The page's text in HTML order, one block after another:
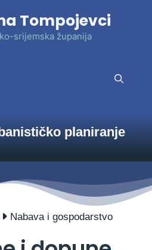
Tompojevci
srijemska županija
planiranje
Nabava i gospodarstvo